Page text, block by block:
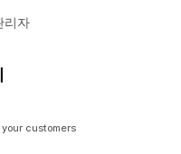
리자
customers